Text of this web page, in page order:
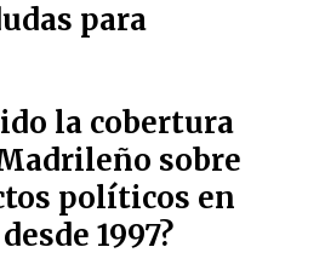
para
la cobertura
sobre
políticos en
1997?